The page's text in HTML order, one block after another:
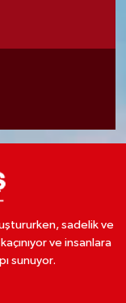
sadelik ve
ve insanlara
sunuyor.